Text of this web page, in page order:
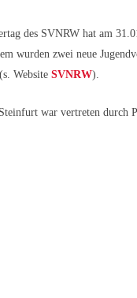
des SVNRW hat am
wurden zwei neue
Website SVNRW).
war vertreten durch